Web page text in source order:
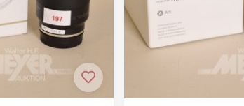
Zur Merkliste hinzufügen